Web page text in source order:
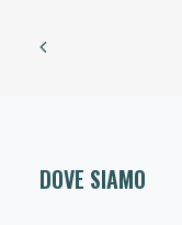
DOVE SIAMO